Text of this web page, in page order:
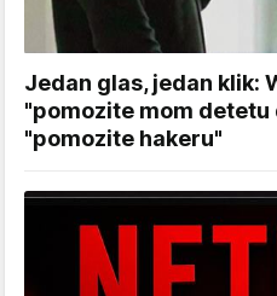
Jedan glas, jedan klik:
"pomozite mom detetu
"pomozite hakeru"